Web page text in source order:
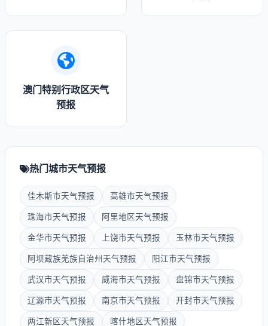
澳门特别行政区天气
预报
热门城市天气预报
佳木斯市天气预报 高雄市天气预报
珠海市天气预报 阿里地区天气预报
金华市天气预报 上饶市天气预报 玉林市天气预报
阿坝藏族羌族自治州天气预报 阳江市天气预报
武汉市天气预报 威海市天气预报 盘锦市天气预报
辽源市天气预报 南京市天气预报 开封市天气预报
两江新区天气预报 喀什地区天气预报